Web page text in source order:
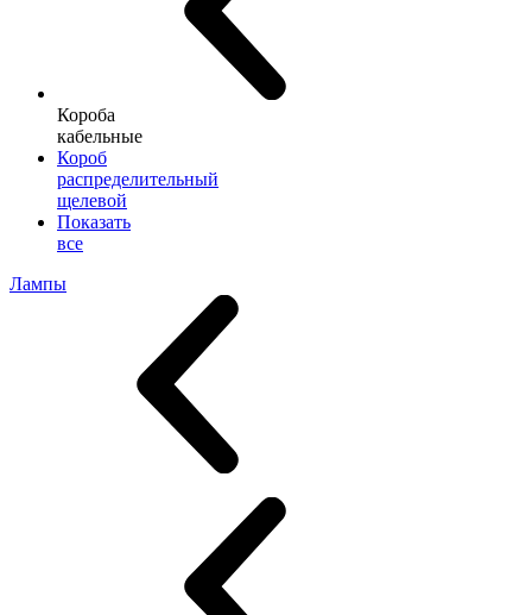
Короба
кабельные
Короб
распределительный
щелевой
Показать
все
Лампы